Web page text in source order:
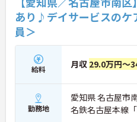
あり♪デイサービスのケ
員＞
給料 月収 29.0万円～
勤務地
愛知県 名古屋市
名鉄名古屋本線